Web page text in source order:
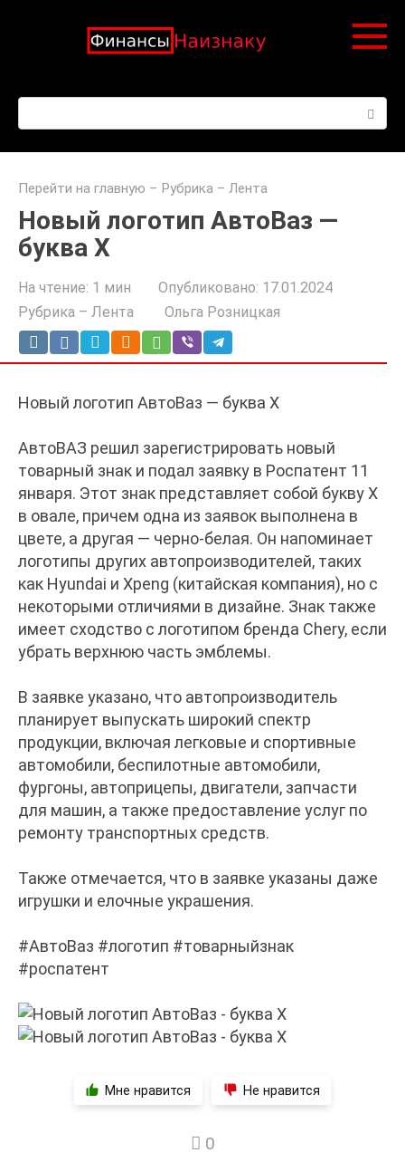
Перейти на главную – Рубрика – Лента
Новый логотип АвтоВаз —
буква X
На чтение: 1 мин Опубликовано: 17.01.2024
Рубрика – Лента
Ольга Розницкая
Новый логотип АвтоВаз — буква X
АвтоВАЗ решил зарегистрировать новый
товарный знак и подал заявку в Роспатент 11
января. Этот знак представляет собой букву Х
в овале, причем одна из заявок выполнена в
цвете, а другая — черно-белая. Он напоминает
логотипы других автопроизводителей, таких
как Hyundai и Xpeng (китайская компания), но с
некоторыми отличиями в дизайне. Знак также
имеет сходство с логотипом бренда Chery, если
убрать верхнюю часть эмблемы.
В заявке указано, что автопроизводитель
планирует выпускать широкий спектр
продукции, включая легковые и спортивные
автомобили, беспилотные автомобили,
фургоны, автоприцепы, двигатели, запчасти
для машин, а также предоставление услуг по
ремонту транспортных средств.
Также отмечается, что в заявке указаны даже
игрушки и елочные украшения.
#АвтоВаз #логотип #товарныйзнак
#роспатент
Мне нравится Не нравится
0